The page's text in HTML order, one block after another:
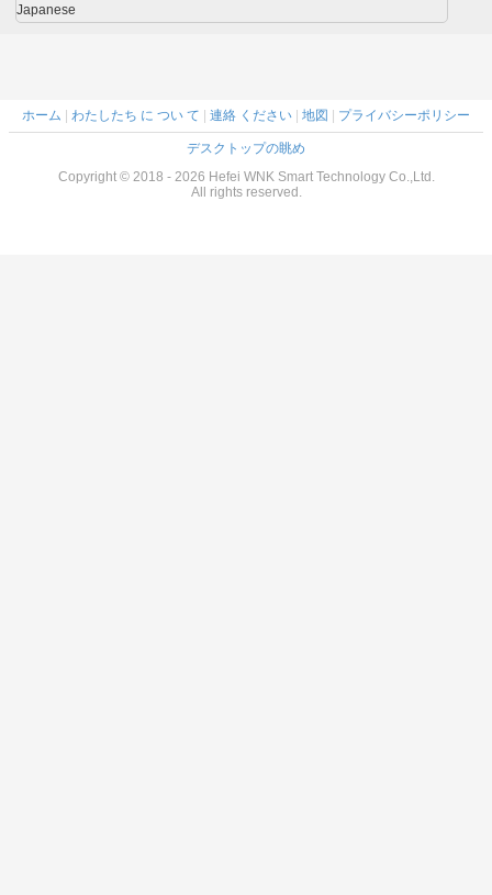
Japanese
ホーム | わたしたち に つい て | 連絡 ください | 地図 | プライバシーポリシー
デスクトップの眺め
Copyright © 2018 - 2026 Hefei WNK Smart Technology Co.,Ltd.
All rights reserved.